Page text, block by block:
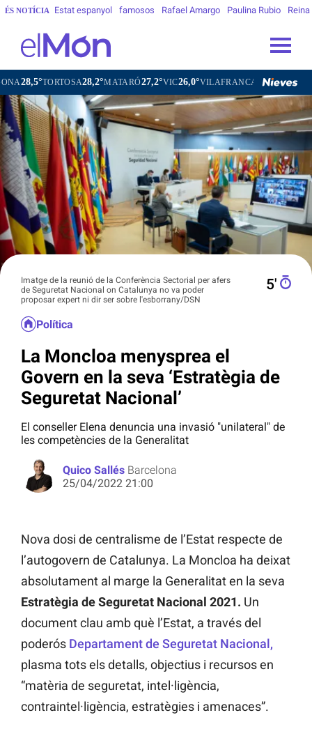
ÉS NOTÍCIA Estat espanyol famosos Rafael Amargo Paulina Rubio
28,2°MATARÓ27,2°VIC26,0°VILAFRANCA DEL PENEDÈS26,9°VILANOVA
Imatge de la reunió de la Conferència Sectorial per afers
de Seguretat Nacional on Catalunya no va poder
proposar expert ni dir ser sobre l'esborrany/DSN
5′
Política
La Moncloa menysprea el
Govern en la seva ‘Estratègia de
Seguretat Nacional’
El conseller Elena denuncia una invasió "unilateral" de
les competències de la Generalitat
Quico Sallés Barcelona
25/04/2022 21:00
Nova dosi de centralisme de l’Estat respecte de
l’autogovern de Catalunya. La Moncloa ha deixat
absolutament al marge la Generalitat en la seva
Estratègia de Seguretat Nacional 2021. Un
document clau amb què l’Estat, a través del
poderós Departament de Seguretat Nacional,
plasma tots els detalls, objectius i recursos en
“matèria de seguretat, intel·ligència,
contraintel·ligència, estratègies i amenaces”.